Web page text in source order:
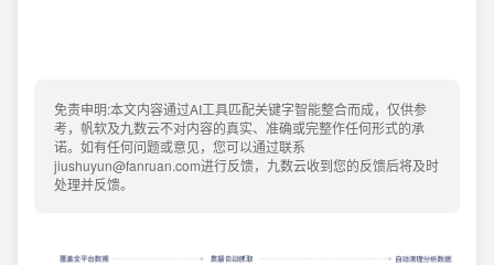
免责申明:本文内容通过AI工具匹配关键字智能整合而成，仅供参
考，帆软及九数云不对内容的真实、准确或完整作任何形式的承
诺。如有任何问题或意见，您可以通过联系
jiushuyun@fanruan.com进行反馈，九数云收到您的反馈后将及时
处理并反馈。